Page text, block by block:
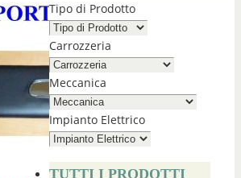
Tipo di Prodotto
Carrozzeria
Meccanica
Impianto Elettrico
TUTTI I PRODOTTI